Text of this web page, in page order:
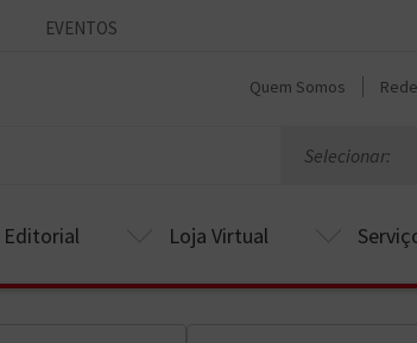
EVENTOS
Quem Somos
Selecionar:
Editorial Loja Virtual